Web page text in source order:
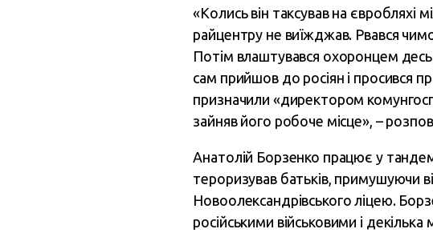
«Колись він таксував на
райцентру не виїжджав. Рвався
Потім влаштувався охоронцем десь
сам прийшов до росіян і просився
призначили «директором
зайняв його робоче місце», –
Анатолій Борзенко працює у
тероризував батьків, примушуючи
Новоолександрівського ліцею.
російськими військовими і